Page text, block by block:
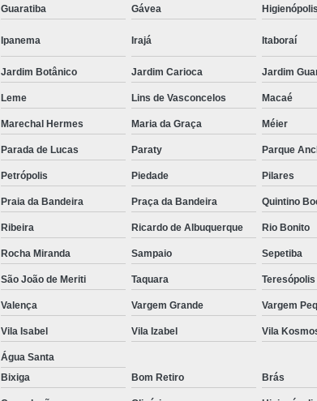
Suporte para
Suporte para
Guaratiba Gávea Higienópolis
Ipanema Irajá Itaboraí
Jardim Botânico Jardim Carioca Jardim
Leme Lins de Vasconcelos Macaé
Marechal Hermes Maria da Graça Méier
Parada de Lucas Paraty Parque
Petrópolis Piedade Pilares
Praia da Bandeira Praça da Bandeira Quintino
Ribeira Ricardo de Albuquerque Rio Bonito
Rocha Miranda Sampaio Sepetiba
São João de Meriti Taquara Teresópolis
Valença Vargem Grande Vargem
Vila Isabel Vila Izabel Vila
Água Santa
Bixiga Bom Retiro Brás